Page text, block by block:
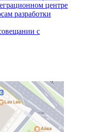
центре
разработки